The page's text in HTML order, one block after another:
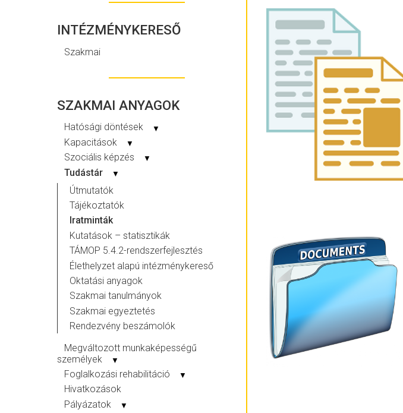
INTÉZMÉNYKERESŐ
Szakmai
SZAKMAI ANYAGOK
Hatósági döntések ▼
Kapacitások ▼
Szociális képzés ▼
Tudástár ▼
Útmutatók
Tájékoztatók
Iratminták
Kutatások – statisztikák
TÁMOP 5.4.2-rendszerfejlesztés
Élethelyzet alapú intézménykereső
Oktatási anyagok
Szakmai tanulmányok
Szakmai egyeztetés
Rendezvény beszámolók
Megváltozott munkaképességű
személyek
▼
Foglalkozási rehabilitáció ▼
Hivatkozások
Pályázatok
▼